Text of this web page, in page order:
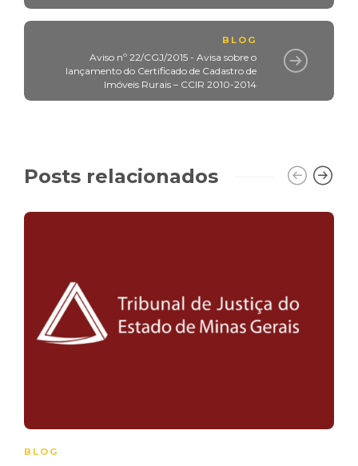
BLOG
Aviso nº 22/CGJ/2015 - Avisa sobre o
lançamento do Certificado de Cadastro de
Imóveis Rurais – CCIR 2010-2014
Posts relacionados
BLOG